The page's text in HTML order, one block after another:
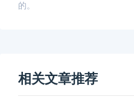
的。
相关文章推荐